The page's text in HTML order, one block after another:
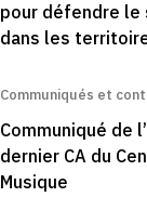
pour défendre le
dans les
Communiqués et
Communiqué de
dernier CA du
Musique